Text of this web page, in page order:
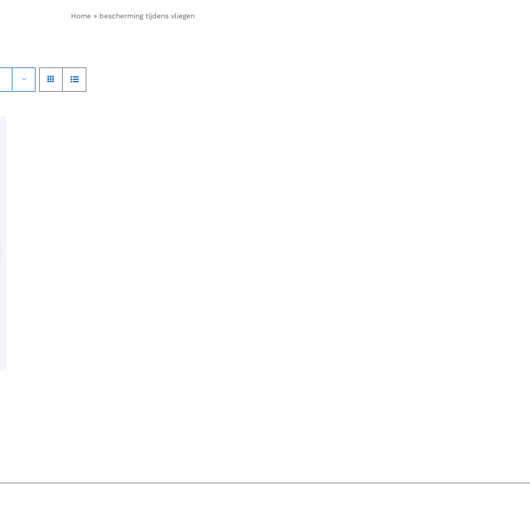
Home» bescherming tijdens vliegen